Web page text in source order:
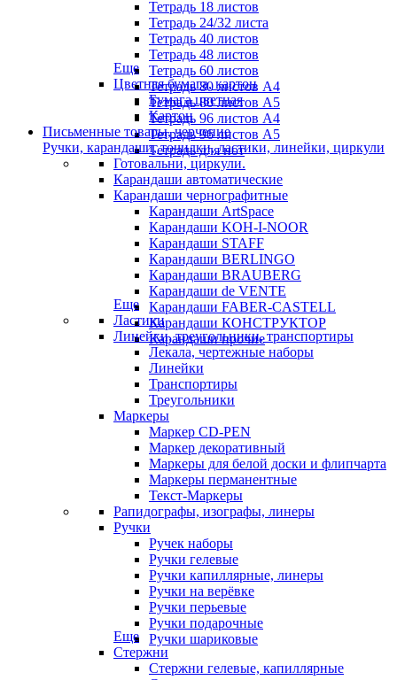
Тетрадь 18 листов
Тетрадь 24/32 листа
Тетрадь 40 листов
Тетрадь 48 листов
Тетрадь 60 листов
Тетрадь 80 листов А4
Тетрадь 80 листов А5
Тетрадь 96 листов А4
Тетрадь 96 листов А5
Тетрадь для нот
Еще
Цветная бумага, картон
Бумага цветная
Картон
Письменные товары, черчение
Ручки, карандаши, точилки, ластики, линейки, циркули
Готовальни, циркули.
Карандаши автоматические
Карандаши чернографитные
Карандаши ArtSpace
Карандаши KOH-I-NOOR
Карандаши STAFF
Карандаши BERLINGO
Карандаши BRAUBERG
Карандаши de VENTE
Карандаши FABER-CASTELL
Карандаши КОНСТРУКТОР
Карандаши прочие
Еще
Ластики
Линейки, треугольники, транспортиры
Лекала, чертежные наборы
Линейки
Транспортиры
Треугольники
Маркеры
Маркер CD-PEN
Маркер декоративный
Маркеры для белой доски и флипчарта
Маркеры перманентные
Текст-Маркеры
Рапидографы, изографы, линеры
Ручки
Ручек наборы
Ручки гелевые
Ручки капиллярные, линеры
Ручки на верёвке
Ручки перьевые
Ручки подарочные
Ручки шариковые
Еще
Стержни
Стержни гелевые, капиллярные